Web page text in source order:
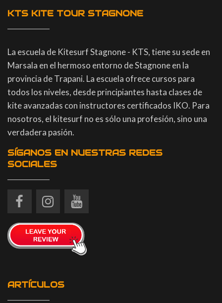
KTS KITE TOUR STAGNONE
La escuela de Kitesurf Stagnone - KTS, tiene su sede en
Marsala en el hermoso entorno de Stagnone en la
provincia de Trapani. La escuela ofrece cursos para
todos los niveles, desde principiantes hasta clases de
kite avanzadas con instructores certificados IKO. Para
nosotros, el kitesurf no es sólo una profesión, sino una
verdadera pasión.
SÍGANOS EN NUESTRAS REDES
SOCIALES
ARTÍCULOS